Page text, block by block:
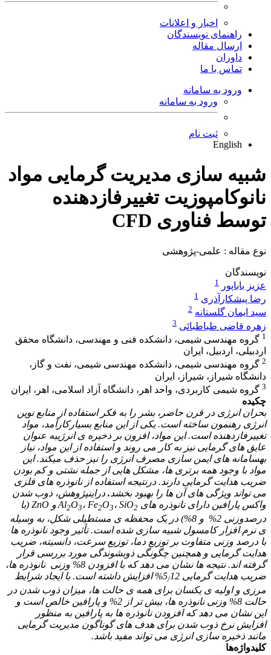
اخبار و اعلانات
راهنمای نویسندگان
ارسال مقاله
داوران
تماس با ما
ورود به سامانه
ورود به سامانه
ثبت نام
English
شبیه سازی مدیریت گرمایی مواد
نانوکامپوزیت تغییرفازدهنده
توسط فناوری CFD
نوع مقاله : علمی-پژوهشی
نویسندگان
عزیز باباپور
1
رضا پیشکارآذری 1
سید ایمان گلستانه 2
زهره قاضی طباطبائی 3
1 گروه مهندسی شیمی، دانشکده فنی و مهندسی، دانشگاه محقق
اردبیلی، اردبیل، ایران
2 گروه مهندسی شیمی، دانشکده مهندسی شیمی، نفت و گاز،
دانشگاه شیراز، شیراز، ایران
3 گروه شیمی کاربردی، واحد اهر، دانشگاه آزاد اسلامی، اهر، ایران
چکیده
بحران انرژی در قرن حاضر، بشر را به فکر استفاده از منابع نوین
انرژی رهنمون ساخته است. یکی از این منابع بسیارکارآمد، مواد
تغییرفازدهنده است. این مواد، افزون بر ذخیره ­ی انرژیبه­ عنوان
عایق­ های گرمایی نیز به­ کار می­ روند و استفاده از این مواد، نیاز
بهسامانه­ های ایمن ­سازی مصرف انرژی را نیز حذف می­کند. این
مواد با وجود همه برتری ­ها، مشکل­ هایی از جمله نشتی و کم بودن
ضریب هدایت گرمایی دارند. درنتیجه استفاده از نانوذره ­های فلزی
می­ تواند ویژگی­ های آن ­ها را بهبود بخشد. دراینپژوهش، ذوب شدن
واکس پارافین داراینانوذره­ های Al2O3 ، Fe2O3 ، SiO2 و ZnO (با
درصدوزنی 2% و 8%) در یک محفظه ­ی مستطیلی شکل، به وسیله
­ی نرم ­افزار کامسول شبیه­ سازی شده است. تأثیر وجود نانوذره ­ها
با درصد وزنی متفاوت بر توزیع دما، توزیع سرعت، دانسیته، ضریب
هدایت گرمایی و هم­چنین چگونگی ذوب­شوندگی مورد بررسی قرار
گرفته ­اند. نتیجه­ ها نشان می ­دهد که با افزودن 8% وزنی نانوذره ­ها،
ضریب هدایت گرمایی 5
/ 12% افزایش داشته است. با ایجاد شرایط
مرزی و اولیه ­ی یکسان برای همه­ ی حالت­ ها، میزان ذوب شدن در
حالت 8% وزنی نانوذره ­ها، بیش ­تر از 2% و پارافین خالص است و
این نشان می ­دهد که افزودن نانوذره­ ها به پارافین به منظور
افزایش نرخ ذوب شدن برای هدف­ های گوناگون مدیریت گرمایی
مانند ذخیره ­سازی انرژی می ­تواند مفید باشد.
کلیدواژه‌ها